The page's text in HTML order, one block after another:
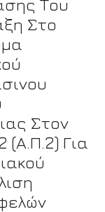
Του
Στο
Στον
(Α.Π.2) Για